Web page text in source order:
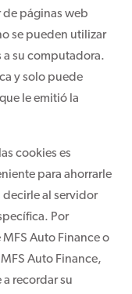
de páginas web
se pueden utilizar
a su computadora.
y solo puede
le emitió la
cookies es
para ahorrarle
al servidor
Por
Auto Finance o
Auto Finance,
a recordar su